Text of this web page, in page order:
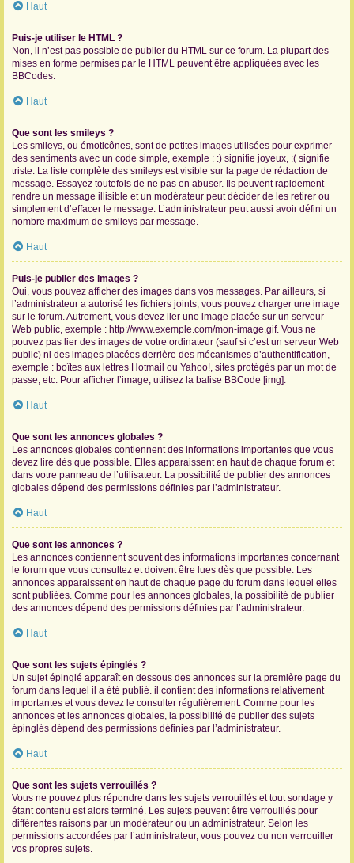
Haut
Puis-je utiliser le HTML ?
Non, il n’est pas possible de publier du HTML sur ce forum. La plupart des
mises en forme permises par le HTML peuvent être appliquées avec les
BBCodes.
Haut
Que sont les smileys ?
Les smileys, ou émoticônes, sont de petites images utilisées pour exprimer
des sentiments avec un code simple, exemple : :) signifie joyeux, :( signifie
triste. La liste complète des smileys est visible sur la page de rédaction de
message. Essayez toutefois de ne pas en abuser. Ils peuvent rapidement
rendre un message illisible et un modérateur peut décider de les retirer ou
simplement d’effacer le message. L’administrateur peut aussi avoir défini un
nombre maximum de smileys par message.
Haut
Puis-je publier des images ?
Oui, vous pouvez afficher des images dans vos messages. Par ailleurs, si
l’administrateur a autorisé les fichiers joints, vous pouvez charger une image
sur le forum. Autrement, vous devez lier une image placée sur un serveur
Web public, exemple : http://www.exemple.com/mon-image.gif. Vous ne
pouvez pas lier des images de votre ordinateur (sauf si c’est un serveur Web
public) ni des images placées derrière des mécanismes d’authentification,
exemple : boîtes aux lettres Hotmail ou Yahoo!, sites protégés par un mot de
passe, etc. Pour afficher l’image, utilisez la balise BBCode [img].
Haut
Que sont les annonces globales ?
Les annonces globales contiennent des informations importantes que vous
devez lire dès que possible. Elles apparaissent en haut de chaque forum et
dans votre panneau de l’utilisateur. La possibilité de publier des annonces
globales dépend des permissions définies par l’administrateur.
Haut
Que sont les annonces ?
Les annonces contiennent souvent des informations importantes concernant
le forum que vous consultez et doivent être lues dès que possible. Les
annonces apparaissent en haut de chaque page du forum dans lequel elles
sont publiées. Comme pour les annonces globales, la possibilité de publier
des annonces dépend des permissions définies par l’administrateur.
Haut
Que sont les sujets épinglés ?
Un sujet épinglé apparaît en dessous des annonces sur la première page du
forum dans lequel il a été publié. il contient des informations relativement
importantes et vous devez le consulter régulièrement. Comme pour les
annonces et les annonces globales, la possibilité de publier des sujets
épinglés dépend des permissions définies par l’administrateur.
Haut
Que sont les sujets verrouillés ?
Vous ne pouvez plus répondre dans les sujets verrouillés et tout sondage y
étant contenu est alors terminé. Les sujets peuvent être verrouillés pour
différentes raisons par un modérateur ou un administrateur. Selon les
permissions accordées par l’administrateur, vous pouvez ou non verrouiller
vos propres sujets.